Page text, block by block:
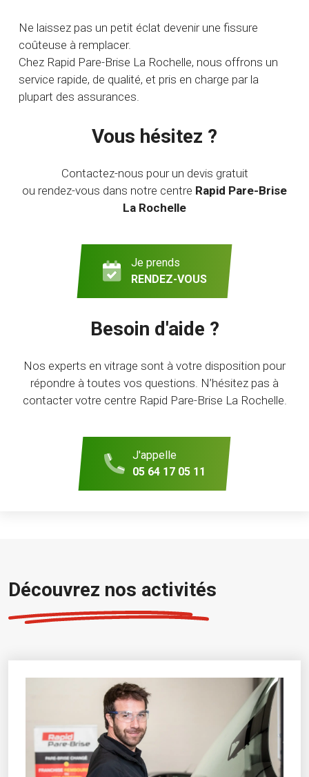
Ne laissez pas un petit éclat devenir une fissure
coûteuse à remplacer.
Chez Rapid Pare-Brise La Rochelle, nous offrons un
service rapide, de qualité, et pris en charge par la
plupart des assurances.
Vous hésitez ?
Contactez-nous pour un devis gratuit
ou rendez-vous dans notre centre Rapid Pare-Brise
La Rochelle
Je prends
RENDEZ-VOUS
Besoin d'aide ?
Nos experts en vitrage sont à votre disposition pour
répondre à toutes vos questions. N’hésitez pas à
contacter votre centre Rapid Pare-Brise La Rochelle.
J'appelle
05 64 17 05 11
Découvrez nos activités